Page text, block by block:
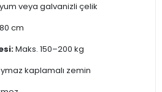
veya galvanizli çelik
cm
Maks. 150–200 kg
kaplamalı zemin